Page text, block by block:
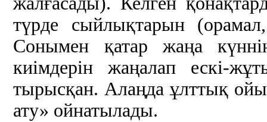
түрде сыйлықтарын
Сонымен қатар жаңа
киімдерін жаңалап ескі-
тырысқан. Алаңда ұлттық
ату» ойнатылады.